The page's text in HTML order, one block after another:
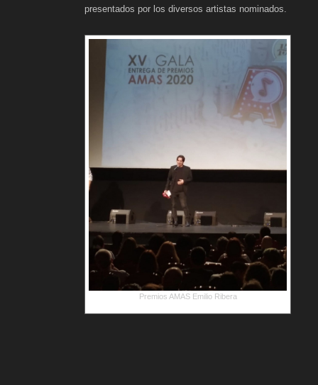
presentados por los diversos artistas nominados.
Premios AMAS Emilio Ribera